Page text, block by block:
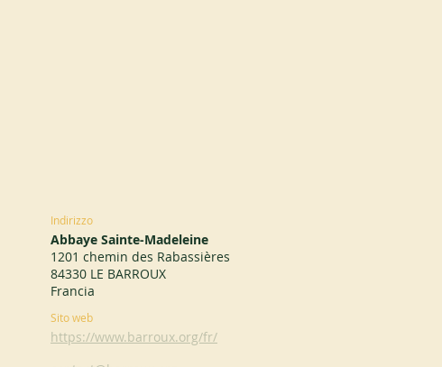
Indirizzo
Abbaye Sainte-Madeleine
1201 chemin des Rabassières
84330 LE BARROUX
Francia
Sito web
https://www.barroux.org/fr/